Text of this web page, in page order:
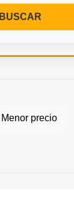
BUSCAR
Menor precio